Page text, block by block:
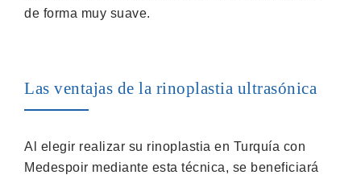
de forma muy suave.
Las ventajas de la rinoplastia ultrasónica
Al elegir realizar su rinoplastia en Turquía con
Medespoir mediante esta técnica, se beneficiará